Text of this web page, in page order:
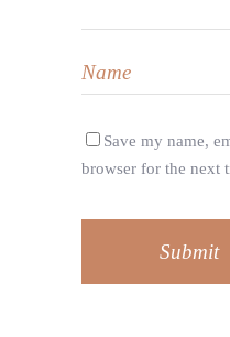
Save my name,
browser for the next
Submit